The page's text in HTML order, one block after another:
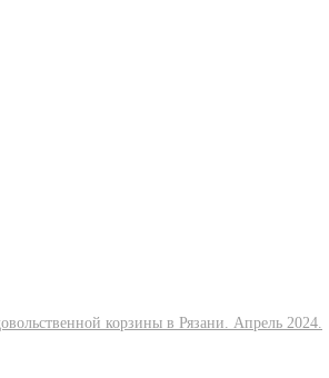
корзины в Рязани. Апрель 2024.